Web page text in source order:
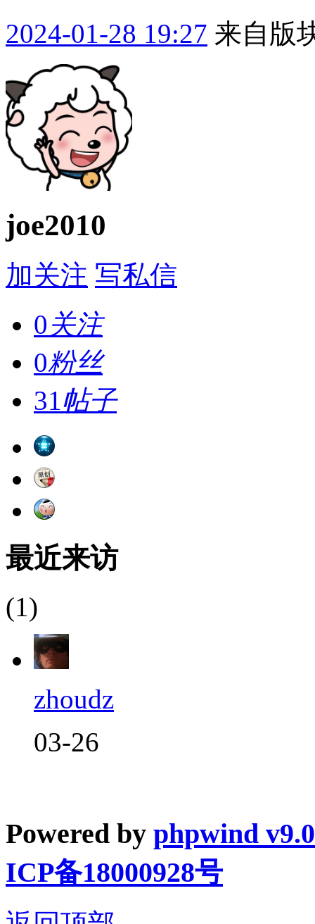
2024-01-28 19:27 来自版
joe2010
加关注 写私信
0关注
0粉丝
31帖子
最近来访
(1)
zhoudz
03-26
Powered by phpwind
ICP备18000928号